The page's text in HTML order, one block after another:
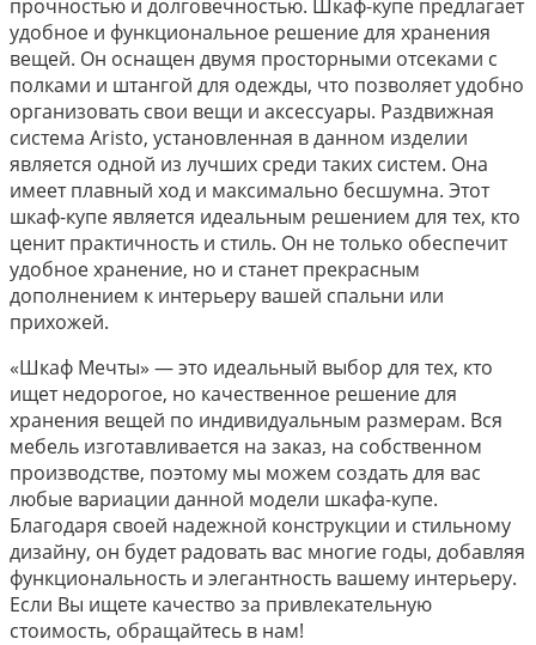
прочностью и долговечностью. Шкаф-купе предлагает
удобное и функциональное решение для хранения
вещей. Он оснащен двумя просторными отсеками с
полками и штангой для одежды, что позволяет удобно
организовать свои вещи и аксессуары. Раздвижная
система Aristo, установленная в данном изделии
является одной из лучших среди таких систем. Она
имеет плавный ход и максимально бесшумна. Этот
шкаф-купе является идеальным решением для тех, кто
ценит практичность и стиль. Он не только обеспечит
удобное хранение, но и станет прекрасным
дополнением к интерьеру вашей спальни или
прихожей.
«Шкаф Мечты» — это идеальный выбор для тех, кто
ищет недорогое, но качественное решение для
хранения вещей по индивидуальным размерам. Вся
мебель изготавливается на заказ, на собственном
производстве, поэтому мы можем создать для вас
любые вариации данной модели шкафа-купе.
Благодаря своей надежной конструкции и стильному
дизайну, он будет радовать вас многие годы, добавляя
функциональность и элегантность вашему интерьеру.
Если Вы ищете качество за привлекательную
стоимость, обращайтесь в нам!